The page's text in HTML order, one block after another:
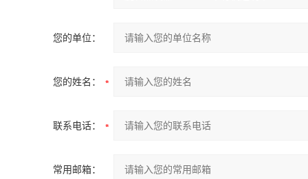
您的单位：
您的姓名：
联系电话：
常用邮箱：